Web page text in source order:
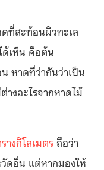
ดที่สะท้อนผิวทะเล
เห็น คือต้น
หาดที่ว่ากันว่าเป็น
างอะไรจากหาดไม้
างกิโลเมตร ถือว่า
ดอื่น แต่หากมองให้